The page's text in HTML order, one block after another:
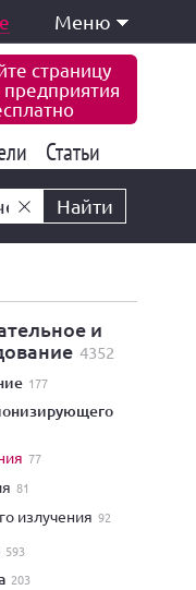
Меню
страницу
6 775
Статьи
Найти
4352
177
77
81
излучения 92
593
203